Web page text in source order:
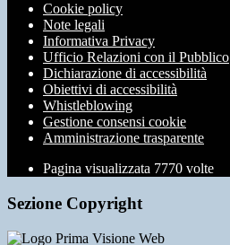
Cookie policy
Note legali
Informativa Privacy
Ufficio Relazioni con il Pubblico
Dichiarazione di accessibilità
Obiettivi di accessibilità
Whistleblowing
Gestione consensi cookie
Amministrazione trasparente
Pagina visualizzata 7770 volte
Sezione Copyright